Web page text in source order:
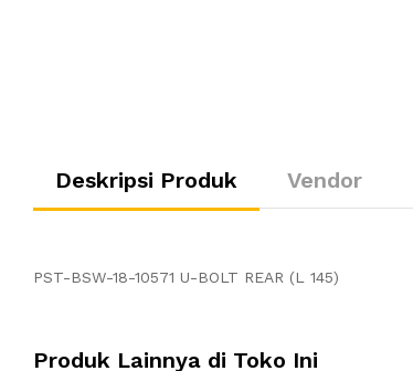
Deskripsi Produk Vendor
PST-BSW-18-10571 U-BOLT REAR (L 145)
Produk Lainnya di Toko Ini